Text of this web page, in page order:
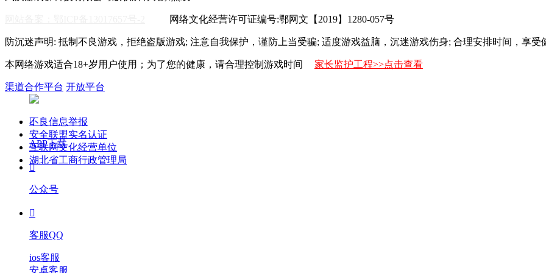
网络文化经营许可证编号:鄂网文【2019】1280-057号
防沉迷声明: 抵制不良游戏，拒绝盗版游戏; 注意自我保护，谨防上当受骗; 适度游戏益脑，沉迷游戏伤身; 合理安排时间，享受
本网络游戏适合18+岁用户使用；为了您的健康，请合理控制游戏时间 家长监护工程>>点击查看
渠道合作平台 开放平台
不良信息举报
安全联盟实名认证
互联网文化经营单位
湖北省工商行政管理局

APP下载

公众号

客服QQ
ios客服
安卓客服